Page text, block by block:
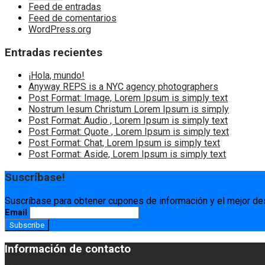
Feed de entradas
Feed de comentarios
WordPress.org
Entradas recientes
¡Hola, mundo!
Anyway REPS is a NYC agency photographers
Post Format: Image, Lorem Ipsum is simply text
Nostrum Iesum Christum Lorem Ipsum is simply
Post Format: Audio , Lorem Ipsum is simply text
Post Format: Quote , Lorem Ipsum is simply text
Post Format: Chat, Lorem Ipsum is simply text
Post Format: Aside, Lorem Ipsum is simply text
Suscríbase!
Suscríbase para obtener cupones de información y el mejor
Email
Información de contacto